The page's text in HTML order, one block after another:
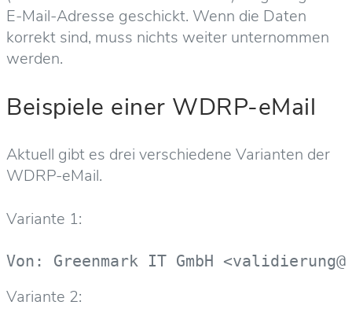
E-Mail-Adresse geschickt. Wenn die Daten
korrekt sind, muss nichts weiter unternommen
werden.
Beispiele einer WDRP-eMail
Aktuell gibt es drei verschiedene Varianten der
WDRP-eMail.
Variante 1:
Von: Greenmark IT GmbH
Variante 2: